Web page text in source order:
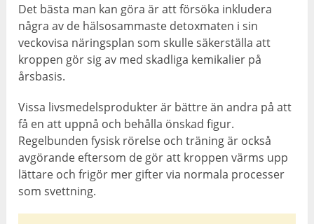
Det bästa man kan göra är att försöka inkludera
några av de hälsosammaste detoxmaten i sin
veckovisa näringsplan som skulle säkerställa att
kroppen gör sig av med skadliga kemikalier på
årsbasis.
Vissa livsmedelsprodukter är bättre än andra på att
få en att uppnå och behålla önskad figur.
Regelbunden fysisk rörelse och träning är också
avgörande eftersom de gör att kroppen värms upp
lättare och frigör mer gifter via normala processer
som svettning.